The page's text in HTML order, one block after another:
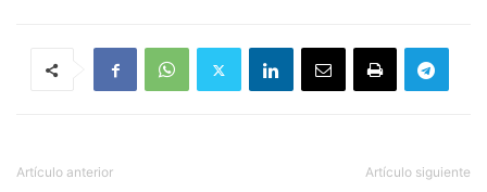
Artículo anterior Artículo siguiente